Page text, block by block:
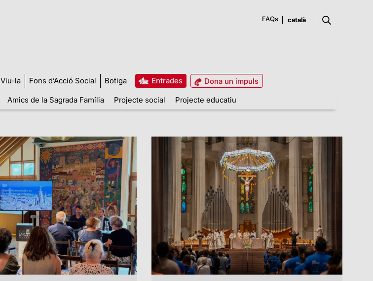
FAQs
Viu-la Fons d’Acció Social Botiga Entrades
Dona un impuls
Amics de la Sagrada Família Projecte social Projecte educatiu